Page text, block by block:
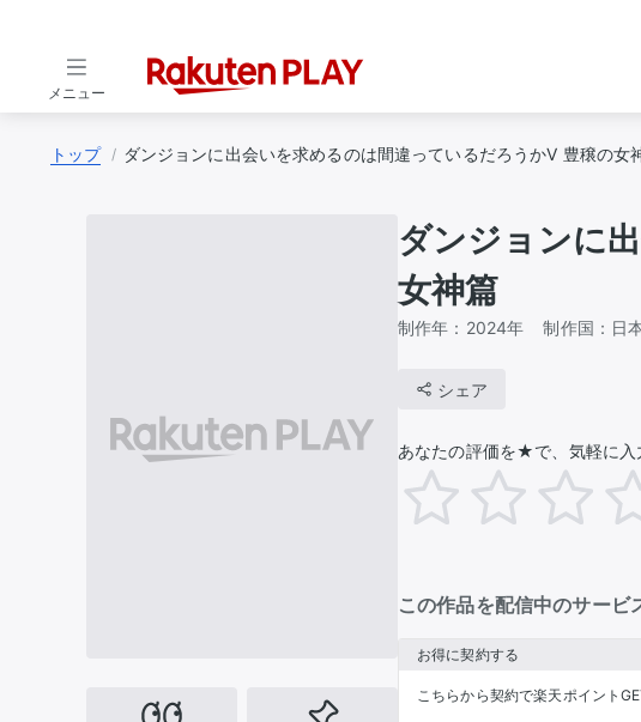
メニュー
トップ ダンジョンに出会いを求めるのは間違っているだろうかⅤ 豊穣の女
ダンジョンに
女神篇
制作年： 2024年 制作国： 日
シェア
あなたの評価を★で、気軽に入
この作品を配信中のサービ
お得に契約する
こちらから契約で楽天ポイント